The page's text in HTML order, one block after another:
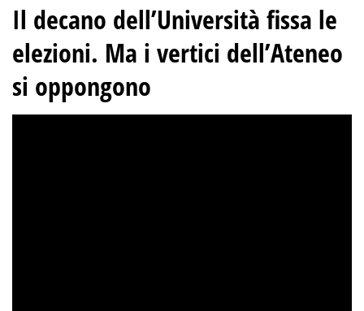
Il decano dell’Università fissa le
elezioni. Ma i vertici dell’Ateneo
si oppongono